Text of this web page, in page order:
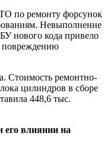
по ремонту форсунок
Невыполнение
нового кода привело
повреждению
Стоимость ремонтно-
цилиндров в сборе
448,6 тыс.
его влиянии на